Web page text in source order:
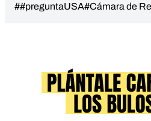
##preguntaUSA#Cámara de